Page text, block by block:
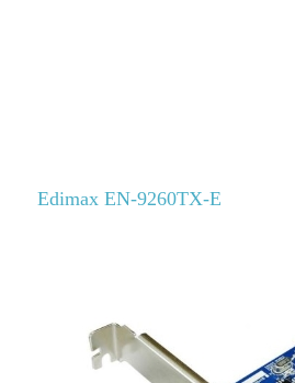
Edimax EN-9260TX-E